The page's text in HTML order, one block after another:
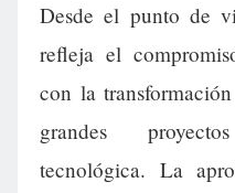
Desde el punto de
refleja el
con la
grandes
tecnológica. La